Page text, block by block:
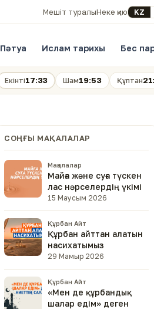
Мешіт туралыНеке қиюSelect
KZ
Пәтуа Ислам тарихы Бес
Екінті17:33 Шам19:53 Құптан
СОҢҒЫ МАҚАЛАЛАР
Мақалалар
Майға және суға түскен
лас нәрселердің үкімі
15 Маусым 2026
Құрбан Айт
Құрбан айттан алатын
насихатымыз
29 Мамыр 2026
Құрбан Айт
«Мен де құрбандық
шалар едім» деген